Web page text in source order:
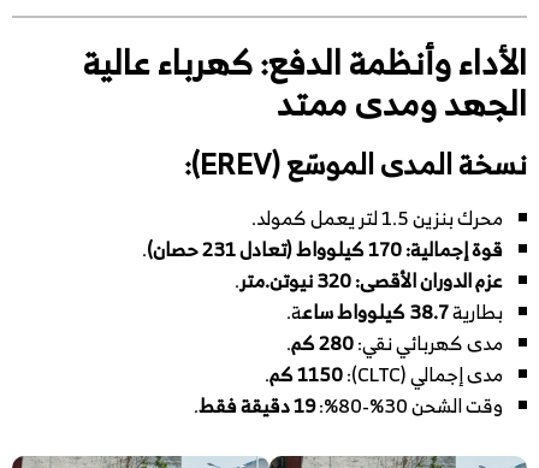
الأداء وأنظمة الدفع: كهرباء عالية
الجهد ومدى ممتد
نسخة المدى الموسّع (EREV):
محرك بنزين 1.5 لتر يعمل كمولد.
قوة إجمالية: 170 كيلوواط (تعادل 231 حصان)
.
عزم الدوران الأقصى: 320 نيوتن.متر
.
بطارية38.7 كيلوواط ساع
ة.
مدى كهربائي نقي:280 كم
.
مدى إجمالي (CLTC):
1150 كم
.
وقت الشحن 30%-80%:
19 دقيقة فقط .